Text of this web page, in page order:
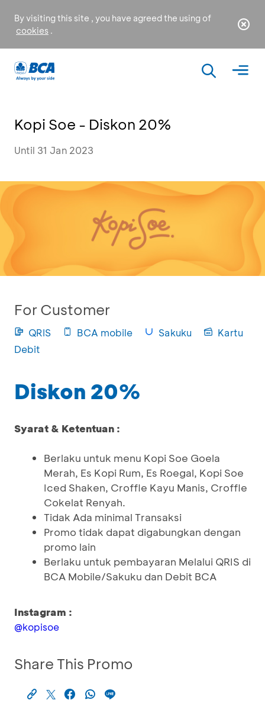
By visiting this site , you have agreed the using of
cookies .
Kopi Soe - Diskon 20%
Until 31 Jan 2023
For Customer
QRIS BCA mobile Sakuku
Kartu
Debit
Diskon 20%
Syarat & Ketentuan :
Berlaku untuk menu Kopi Soe Goela
Merah, Es Kopi Rum, Es Roegal, Kopi Soe
Iced Shaken, Croffle Kayu Manis, Croffle
Cokelat Renyah.
Tidak Ada minimal Transaksi
Promo tidak dapat digabungkan dengan
promo lain
Berlaku untuk pembayaran Melalui QRIS di
BCA Mobile/Sakuku dan Debit BCA
Instagram :
@kopisoe
Share This Promo